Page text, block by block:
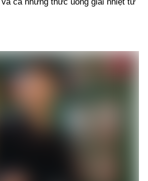
và cả những thức uống giải nhiệt từ